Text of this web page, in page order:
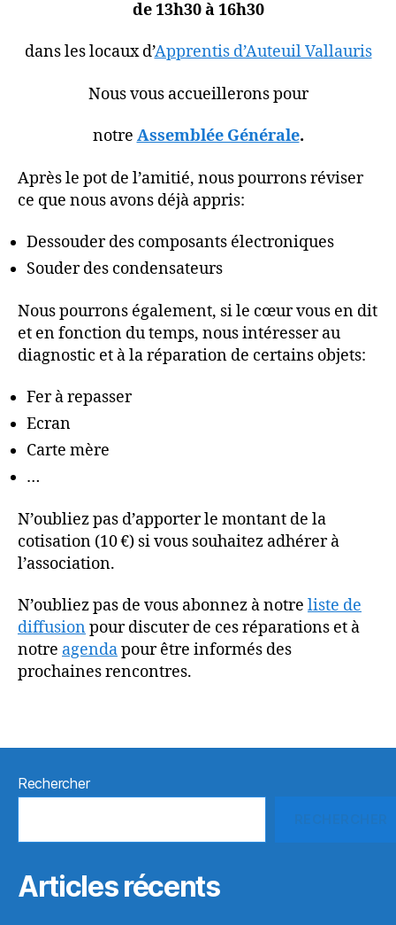
de 13h30 à 16h30
dans les locaux d’Apprentis d’Auteuil Vallauris
Nous vous accueillerons pour
notre Assemblée Générale.
Après le pot de l’amitié, nous pourrons réviser
ce que nous avons déjà appris:
Dessouder des composants électroniques
Souder des condensateurs
Nous pourrons également, si le cœur vous en dit
et en fonction du temps, nous intéresser au
diagnostic et à la réparation de certains objets:
Fer à repasser
Ecran
Carte mère
…
N’oubliez pas d’apporter le montant de la
cotisation (10 €) si vous souhaitez adhérer à
l’association.
N’oubliez pas de vous abonnez à notre liste de
diffusionpour discuter de ces réparations et à
notre agendapour être informés des
prochaines rencontres.
Rechercher
Articles récents